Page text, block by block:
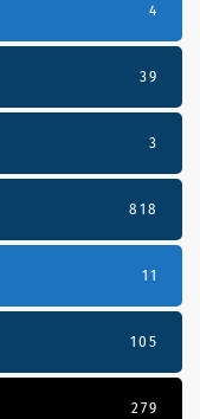
4
39
3
818
11
105
279